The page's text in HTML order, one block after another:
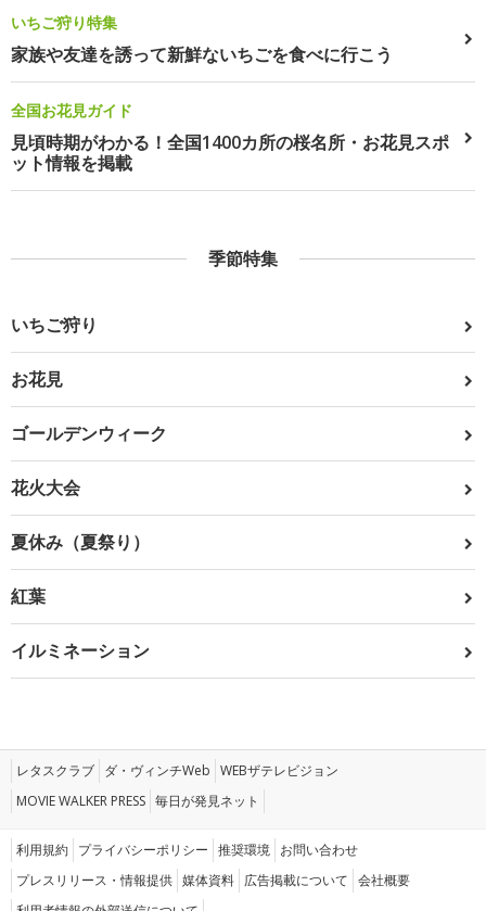
いちご狩り特集
家族や友達を誘って新鮮ないちごを食べに行こう
全国お花見ガイド
見頃時期がわかる！全国1400カ所の桜名所・お花見スポ
ット情報を掲載
季節特集
いちご狩り
お花見
ゴールデンウィーク
花火大会
夏休み（夏祭り）
紅葉
イルミネーション
レタスクラブ ダ・ヴィンチWeb WEBザテレビジョン
MOVIE WALKER PRESS 毎日が発見ネット
利用規約 プライバシーポリシー 推奨環境 お問い合わせ
プレスリリース・情報提供 媒体資料 広告掲載について 会社概要